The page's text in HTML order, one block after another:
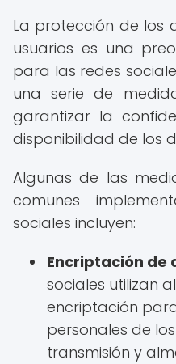
La protección de los
usuarios es una
para las redes
una serie de
garantizar la
disponibilidad de los
Algunas de las
comunes
sociales incluyen:
Encriptación de
sociales utilizan
encriptación
personales de
transmisión y